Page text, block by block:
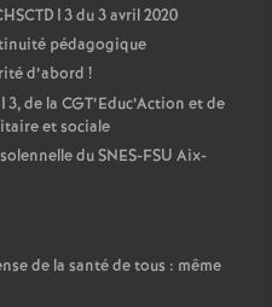
du 3 avril 2020
pédagogique
d’abord !
de la CGT’Educ’Action et de
et sociale
du SNES-FSU Aix-
de la santé de tous : même